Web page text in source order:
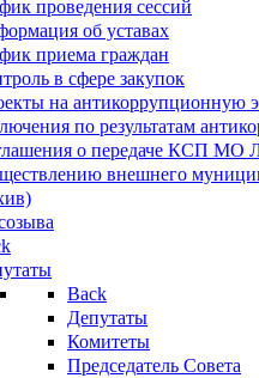
проведения сессий
об уставах
приема граждан
в сфере закупок
на антикоррупционную
по результатам
о передаче КСП МО
внешнего
Back
Депутаты
Комитеты
Председатель Совета